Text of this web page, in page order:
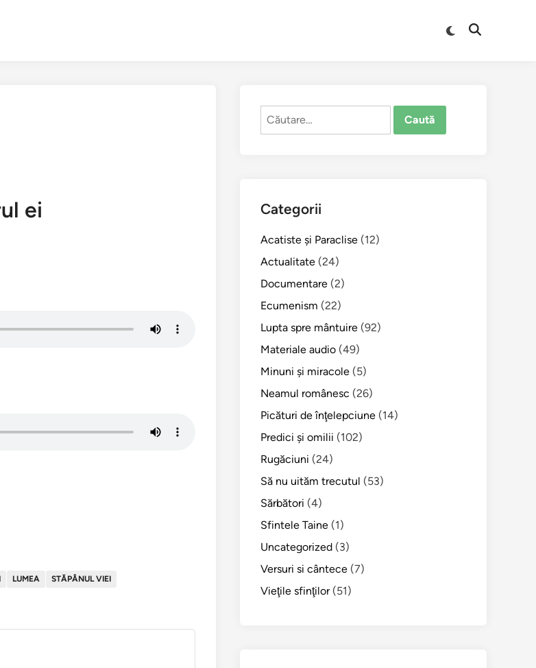
ComutăDeschide
ei
LUMEA STĂPÂNUL VIEI
Caută
Categorii
Acatiste şi Paraclise (12)
Actualitate (24)
Documentare (2)
Ecumenism (22)
Lupta spre mântuire (92)
Materiale audio (49)
Minuni şi miracole (5)
Neamul românesc (26)
Picături de înţelepciune (14)
Predici şi omilii (102)
Rugăciuni (24)
Să nu uităm trecutul (53)
Sărbători (4)
Sfintele Taine (1)
Uncategorized (3)
Versuri si cântece (7)
Vieţile sfinţilor(51)